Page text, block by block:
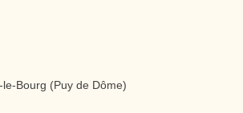
Bourg (Puy de Dôme)